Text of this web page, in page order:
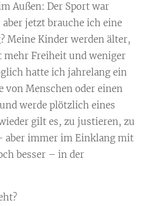
Außen: Der Sport war
jetzt brauche ich eine
Meine Kinder werden älter,
Freiheit und weniger
hatte ich jahrelang ein
von Menschen oder einen
werde plötzlich eines
gilt es, zu justieren, zu
aber immer im Einklang mit
besser – in der